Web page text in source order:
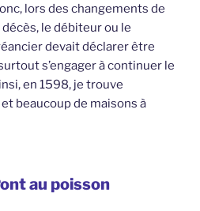
lors des changements de
décès, le débiteur ou le
devait déclarer être
s’engager à continuer le
en 1598, je trouve
beaucoup de maisons à
au poisson